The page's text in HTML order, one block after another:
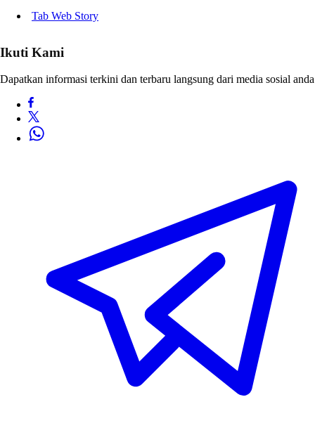
Tab Web Story
Ikuti Kami
Dapatkan informasi terkini dan terbaru langsung dari media sosial anda